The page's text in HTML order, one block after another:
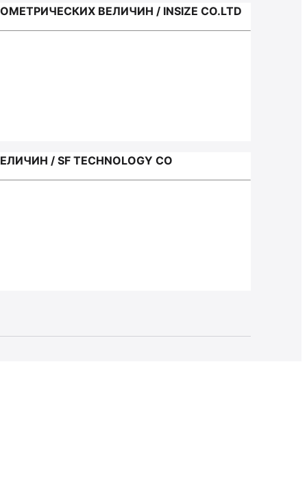
ВЕЛИЧИН / INSIZE CO.LTD
/ SF TECHNOLOGY CO